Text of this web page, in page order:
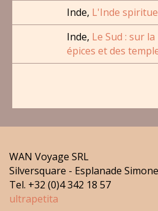
Inde, L'Inde
Inde, Le Sud : sur
épices et des
WAN Voyage SRL
Silversquare - Esplanade
Tel. +32 (0)4 342 18 57
ultrapetita